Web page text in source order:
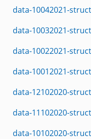
data-10042021-
data-10032021-
data-10022021-
data-10012021-
data-12102020-
data-11102020-
data-10102020-